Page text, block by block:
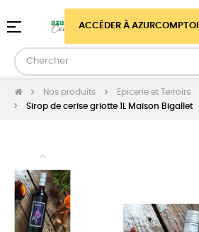
ACCÉDER À
Basculer
navigation
☰
Nos produits Epicerie et Terroirs
Sirop de cerise griotte 1L Maison Bigallet